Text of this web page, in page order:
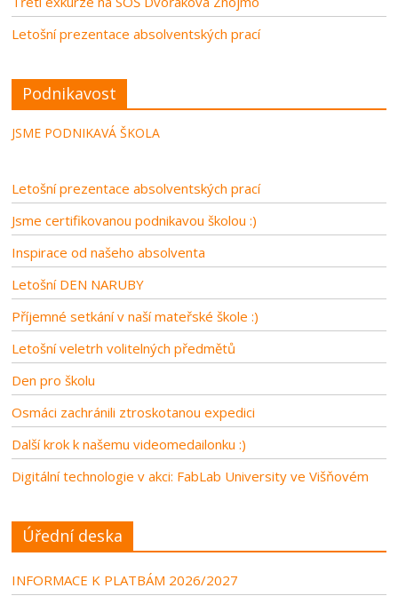
Letošní prezentace absolventských prací
Podnikavost
JSME PODNIKAVÁ ŠKOLA
Letošní prezentace absolventských prací
Jsme certifikovanou podnikavou školou :)
Inspirace od našeho absolventa
Letošní DEN NARUBY
Příjemné setkání v naší mateřské škole :)
Letošní veletrh volitelných předmětů
Den pro školu
Osmáci zachránili ztroskotanou expedici
Další krok k našemu videomedailonku :)
Digitální technologie v akci: FabLab University ve Višňovém
Úřední deska
INFORMACE K PLATBÁM 2026/2027